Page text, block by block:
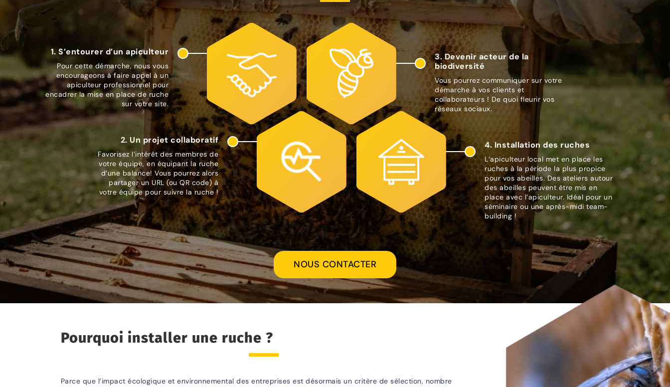
1. S’entourer d’un apiculteur
Pour cette démarche, nous vous
encourageons à faire appel à un
apiculteur professionnel pour
encadrer la mise en place de ruche
sur votre site.
3. Devenir acteur de la
biodiversité
Vous pourrez communiquer sur votre
démarche à vos clients et
collaborateurs ! De quoi fleurir vos
réseaux sociaux.
2. Un projet collaboratif
Favorisez l’intérêt des membres de
votre équipe, en équipant la ruche
d’une balance! Vous pourrez alors
partager un URL (ou QR code) à
votre équipe pour suivre la ruche !
4. Installation des ruches
L’apiculteur local met en place les
ruches à la période la plus propice
pour vos abeilles. Des ateliers autour
des abeilles peuvent être mis en
place avec l’apiculteur. Idéal pour un
séminaire ou une après-midi team-
building !
NOUS CONTACTER
Pourquoi installer une ruche ?
Parce que l’impact écologique et environnemental des entreprises est désormais un critère de sélection, nombre